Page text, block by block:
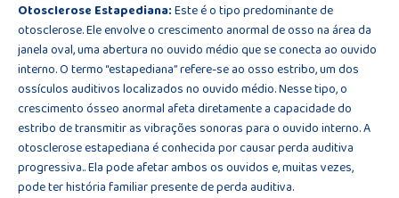
Otosclerose Estapediana:Este é o tipo predominante de
otosclerose. Ele envolve o crescimento anormal de osso na área da
janela oval, uma abertura no ouvido médio que se conecta ao ouvido
interno. O termo “estapediana” refere-se ao osso estribo, um dos
ossículos auditivos localizados no ouvido médio. Nesse tipo, o
crescimento ósseo anormal afeta diretamente a capacidade do
estribo de transmitir as vibrações sonoras para o ouvido interno. A
otosclerose estapediana é conhecida por causar perda auditiva
progressiva.. Ela pode afetar ambos os ouvidos e, muitas vezes,
pode ter história familiar presente de perda auditiva.